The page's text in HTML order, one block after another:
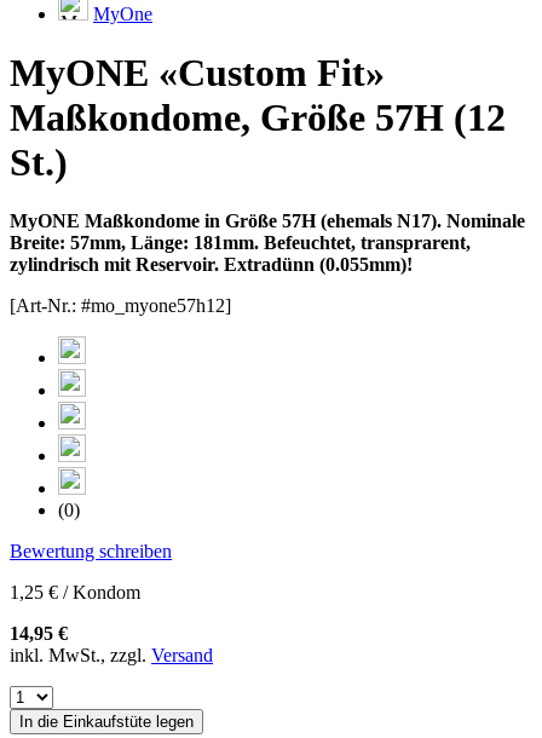
MyOne
MyONE «Custom Fit»
Maßkondome, Größe 57H (12
St.)
MyONE Maßkondome in Größe 57H (ehemals N17). Nominale
Breite: 57mm, Länge: 181mm. Befeuchtet, transprarent,
zylindrisch mit Reservoir. Extradünn (0.055mm)!
[Art-Nr.: #mo_myone57h12]
(0)
Bewertung schreiben
1,25 € / Kondom
14,95 €
inkl. MwSt., zzgl. Versand
In die Einkaufstüte legen